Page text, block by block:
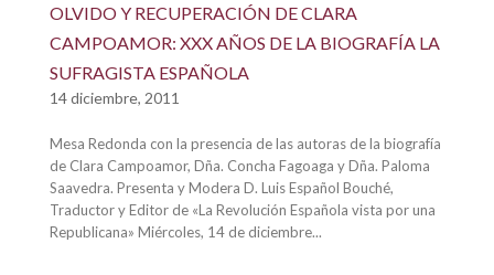
OLVIDO Y RECUPERACIÓN DE CLARA
CAMPOAMOR: XXX AÑOS DE LA BIOGRAFÍA LA
SUFRAGISTA ESPAÑOLA
14 diciembre, 2011
Mesa Redonda con la presencia de las autoras de la biografía
de Clara Campoamor, Dña. Concha Fagoaga y Dña. Paloma
Saavedra. Presenta y Modera D. Luis Español Bouché,
Traductor y Editor de «La Revolución Española vista por una
Republicana» Miércoles, 14 de diciembre...